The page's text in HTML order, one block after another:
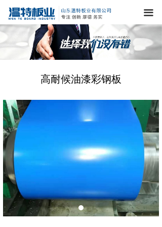
끀
高耐候油漆彩钢板